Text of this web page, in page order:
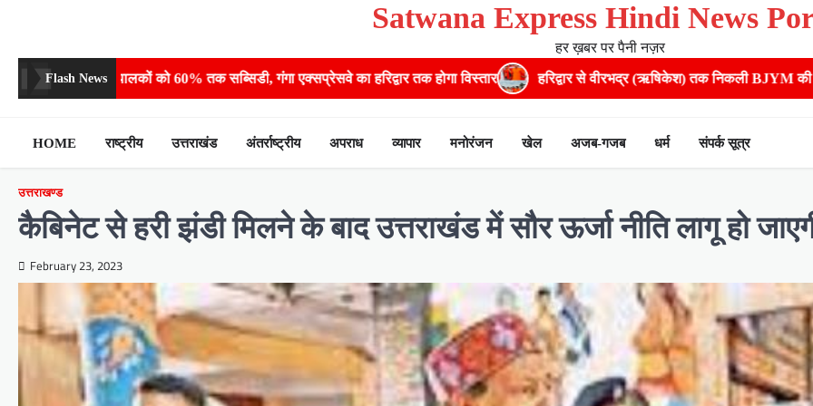
content
Satwana Express Hindi News
हर ख़बर पर पैनी नज़र
Flash News
तक सब्सिडी, गंगा एक्सप्रेसवे का हरिद्वार तक होगा विस्तार ​हरिद्वार से वीरभद्र (ऋषिकेश) तक निकली BJYM की भव्य कांवड़ यात्रा; तेजस्वी
HOME राष्ट्रीय उत्तराखंड अंतर्राष्ट्रीय अपराध व्यापार मनोरंजन खेल अजब-गजब धर्म संपर्क सूत्र
उत्तराखण्ड
कैबिनेट से हरी झंडी मिलने के बाद उत्तराखंड में सौर ऊर्जा नीति लागू हो
February 23, 2023